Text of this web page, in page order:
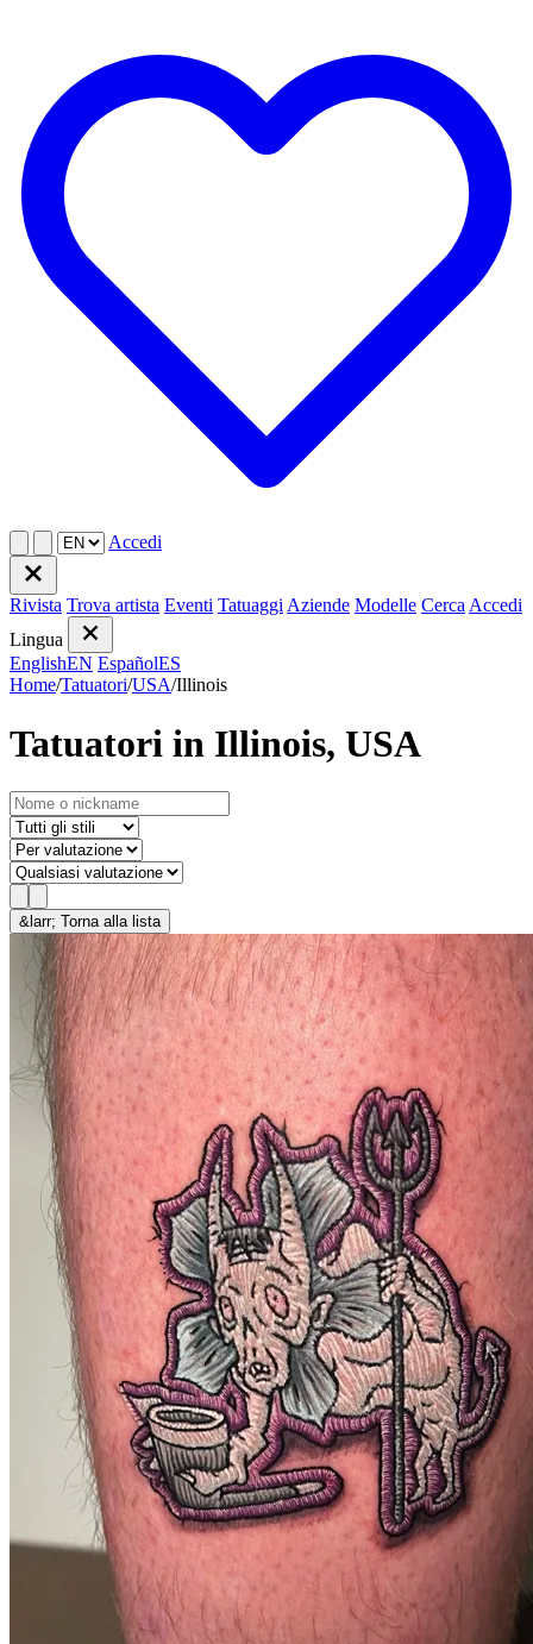
Accedi
Rivista Trova artista Eventi Tatuaggi Aziende Modelle Cerca Accedi
Lingua
EnglishEN EspañolES
Home/Tatuatori/USA/Illinois
Tatuatori in Illinois, USA
&larr; Torna alla lista